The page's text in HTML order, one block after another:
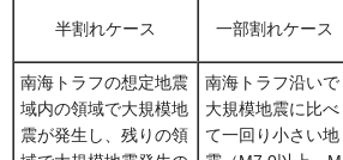
半割れケース 一部割れケース
南海トラフの想定地震
域内の領域で大規模地
震が発生し、残りの領
南海トラフ沿いで
大規模地震に比べ
て一回り小さい地